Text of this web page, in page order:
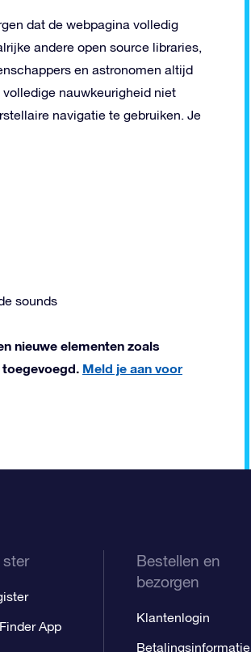
dat de webpagina volledig
andere open source libraries,
en astronomen altijd
nauwkeurigheid niet
navigatie te gebruiken. Je
sounds
nieuwe elementen zoals
Meld je aan voor
ster
App
Bestellen en
bezorgen
Klantenlogin
Betalingsinformatie